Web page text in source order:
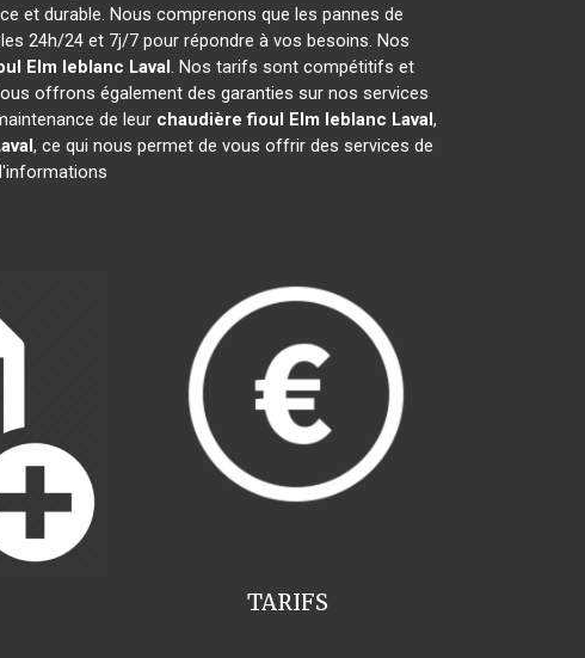
et durable. Nous comprenons que les pannes de
24h/24 et 7j/7 pour répondre à vos besoins. Nos
Elm leblanc Laval. Nos tarifs sont compétitifs et
offrons également des garanties sur nos services
de leur chaudière fioul Elm leblanc Laval,
, ce qui nous permet de vous offrir des services de
TARIFS